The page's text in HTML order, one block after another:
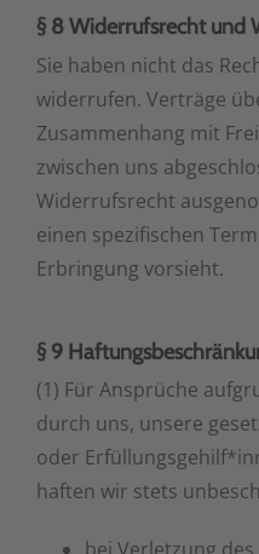
§ 8 Widerrufsrecht und
Sie haben nicht das
widerrufen. Verträge
Zusammenhang mit
zwischen uns
Widerrufsrecht
einen spezifischen
Erbringung vorsieht.
§ 9
(1) Für Ansprüche
durch uns, unsere
oder
haften wir stets